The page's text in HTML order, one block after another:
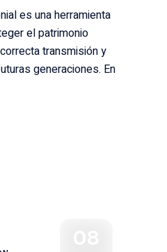
es una herramienta
el patrimonio
transmisión y
generaciones. En